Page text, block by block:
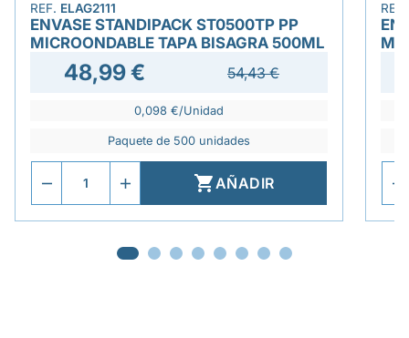
REF. ELAG2111
ENVASE STANDIPACK ST0500TP PP
MICROONDABLE TAPA BISAGRA 500ML
48,99 € 54,43 €
0,098 €/Unidad
Paquete de 500 unidades
AÑADIR